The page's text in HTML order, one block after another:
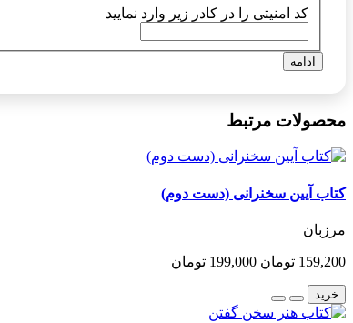
کد امنیتی را در کادر زیر وارد نمایید
ادامه
محصولات مرتبط
کتاب آیین سخنرانی (دست دوم)
مرزبان
159,200 تومان 199,000 تومان
خرید